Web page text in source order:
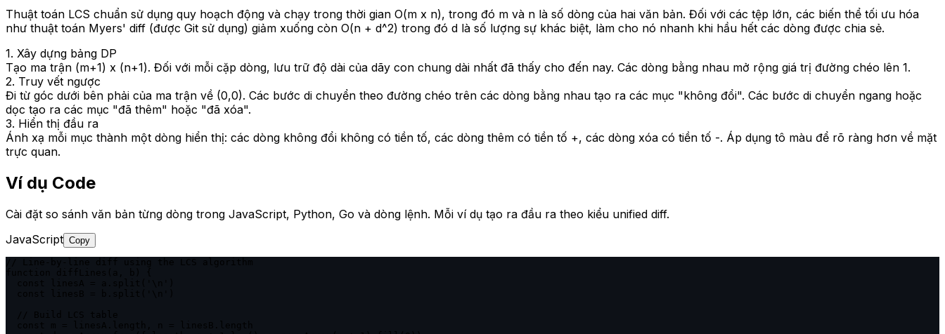
Thuật toán LCS chuẩn sử dụng quy hoạch động và chạy trong thời gian O(m x n), trong đó m và n là số dòng của hai văn bản. Đối với các tệp lớn, các biến thể tối ưu hóa
như thuật toán Myers' diff (được Git sử dụng) giảm xuống còn O(n + d^2) trong đó d là số lượng sự khác biệt, làm cho nó nhanh khi hầu hết các dòng được chia sẻ.
1. Xây dựng bảng DP
Tạo ma trận (m+1) x (n+1). Đối với mỗi cặp dòng, lưu trữ độ dài của dãy con chung dài nhất đã thấy cho đến nay. Các dòng bằng nhau mở rộng giá trị đường chéo lên 1.
2. Truy vết ngược
Đi từ góc dưới bên phải của ma trận về (0,0). Các bước di chuyển theo đường chéo trên các dòng bằng nhau tạo ra các mục "không đổi". Các bước di chuyển ngang hoặc
dọc tạo ra các mục "đã thêm" hoặc "đã xóa".
3. Hiển thị đầu ra
Ánh xạ mỗi mục thành một dòng hiển thị: các dòng không đổi không có tiền tố, các dòng thêm có tiền tố +, các dòng xóa có tiền tố -. Áp dụng tô màu để rõ ràng hơn về mặt
trực quan.
Ví dụ Code
Cài đặt so sánh văn bản từng dòng trong JavaScript, Python, Go và dòng lệnh. Mỗi ví dụ tạo ra đầu ra theo kiểu unified diff.
JavaScript Copy